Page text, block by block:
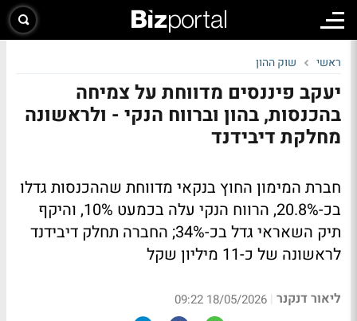
ראשי שוק ההון
יעקב פיננסים מדווחת על צמיחה
בהכנסות, בהון וברווח הנקי - ולראשונה
מחלקת דיבידנד
חברת המימון החוץ בנקאי מדווחת שההכנסות גדלו
בכ-20.8%, הרווח הנקי עלה בכמעט 10%, והיקף
תיק השאראי גדל בכ-34%; החברה תחלק דיבידנד
לראשונה של כ-11 מיליון שקל
ליאור דנקנר |
18/05/2026 09:22